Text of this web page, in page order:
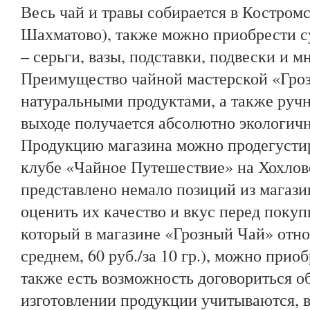
Весь чай и травы собирается в
Шахматово), также можно приобрести
– серьги, вазы, подставки, подвески и
Преимущество чайной мастерской
натуральными продуктами, а также
выходе получается абсолютно
Продукцию магазина можно
клубе «Чайное Путешествие» на
представлено немало позиций из
оценить их качество и вкус перед
который в магазине «Грозный Чай»
среднем, 60 руб./за 10 гр.), можно
также есть возможность договориться
изготовлении продукции учитываются,